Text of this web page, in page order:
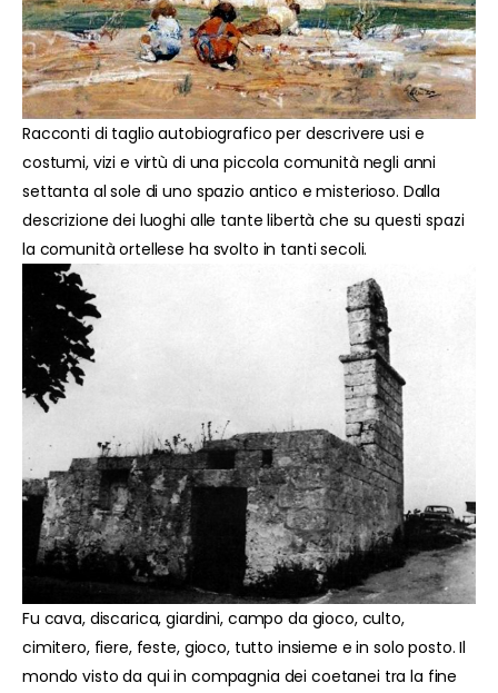
Racconti di taglio autobiografico per descrivere usi e
costumi, vizi e virtù di una piccola comunità negli anni
settanta al sole di uno spazio antico e misterioso. Dalla
descrizione dei luoghi alle tante libertà che su questi spazi
la comunità ortellese ha svolto in tanti secoli.
Fu cava, discarica, giardini, campo da gioco, culto,
cimitero, fiere, feste, gioco, tutto insieme e in solo posto. Il
mondo visto da qui in compagnia dei coetanei tra la fine